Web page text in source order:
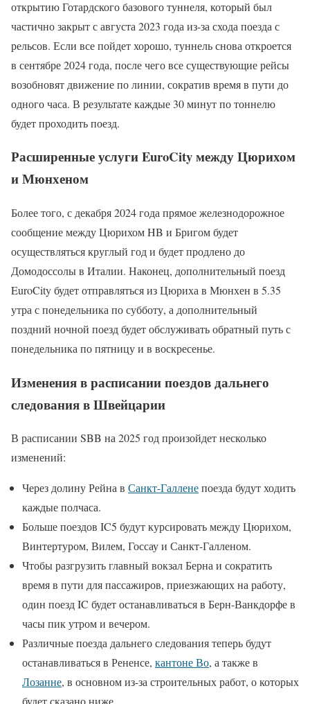
открытию Готардского базового туннеля, который был
частично закрыт с августа 2023 года из-за схода поезда с
рельсов. Если все пойдет хорошо, туннель снова откроется
в сентябре 2024 года, после чего все существующие рейсы
возобновят движение по линии, сократив время в пути до
одного часа. В результате каждые 30 минут по тоннелю
будет проходить поезд.
Расширенные услуги EuroCity между Цюрихом
и Мюнхеном
Более того, с декабря 2024 года прямое железнодорожное
сообщение между Цюрихом HB и Бригом будет
осуществляться круглый год и будет продлено до
Домодоссолы в Италии. Наконец, дополнительный поезд
EuroCity будет отправляться из Цюриха в Мюнхен в 5.35
утра с понедельника по субботу, а дополнительный
поздний ночной поезд будет обслуживать обратный путь с
понедельника по пятницу и в воскресенье.
Изменения в расписании поездов дальнего
следования в Швейцарии
В расписании SBB на 2025 год произойдет несколько
изменений:
Через долину Рейна в Санкт-Галленепоезда будут ходить
каждые полчаса.
Больше поездов IC5 будут курсировать между Цюрихом,
Винтертуром, Вилем, Госсау и Санкт-Галленом.
Чтобы разгрузить главный вокзал Берна и сократить
время в пути для пассажиров, приезжающих на работу,
один поезд IC будет останавливаться в Берн-Ванкдорфе в
часы пик утром и вечером.
Различные поезда дальнего следования теперь будут
останавливаться в Рененсе, кантоне Во, а также в
Лозанне, в основном из-за строительных работ, о которых